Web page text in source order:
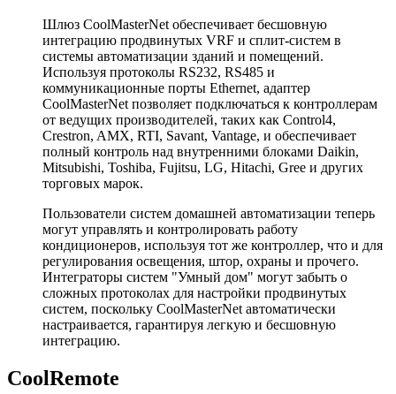
Шлюз CoolMasterNet обеспечивает бесшовную
интеграцию продвинутых VRF и сплит-систем в
системы автоматизации зданий и помещений.
Используя протоколы RS232, RS485 и
коммуникационные порты Ethernet, адаптер
CoolMasterNet позволяет подключаться к контроллерам
от ведущих производителей, таких как Control4,
Crestron, AMX, RTI, Savant, Vantage, и обеспечивает
полный контроль над внутренними блоками Daikin,
Mitsubishi, Toshiba, Fujitsu, LG, Hitachi, Gree и других
торговых марок.
Пользователи систем домашней автоматизации теперь
могут управлять и контролировать работу
кондиционеров, используя тот же контроллер, что и для
регулирования освещения, штор, охраны и прочего.
Интеграторы систем "Умный дом" могут забыть о
сложных протоколах для настройки продвинутых
систем, поскольку CoolMasterNet автоматически
настраивается, гарантируя легкую и бесшовную
интеграцию.
CoolRemote